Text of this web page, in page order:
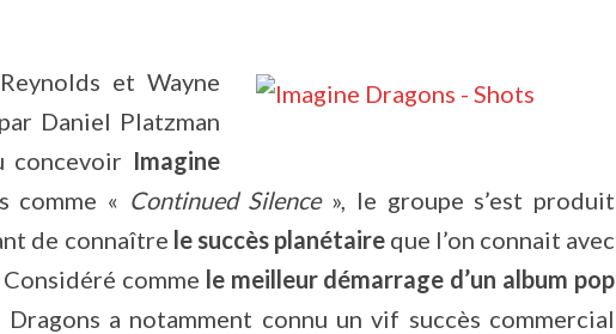
et Wayne
Daniel Platzman
concevoir Imagine
comme « Continued Silence», le groupe s’est produit
de connaître le succès planétaireque l’on connait avec
Considéré comme le meilleur démarrage d’un album pop
a notamment connu un vif succès commercial